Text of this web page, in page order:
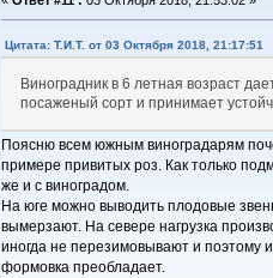
Цитата: Т.И.Т. от 03 Октября 2018, 21:17:51
Виноградник в 6 летная возраст
посаженый сорт и принимает
Поясню всем южным виноградарям
примере привитых роз. Как только
же и с виноградом.
На юге можно выводить плодовые
вымерзают. На севере нагрузка
иногда не перезимовывают и поэтому
формовка преобладает.